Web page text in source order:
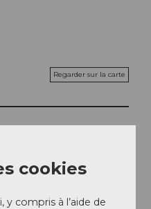
Regarder sur la carte
cookies
y compris à l’aide de